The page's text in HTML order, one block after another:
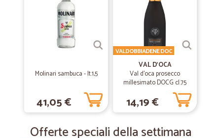
Molinari sambuca - lt.1,5
41,05 €
VAL D'OCA
Val d'oca prosecco
millesimato DOCG cl.75
VALDOBBIADENE DOC
14,19 €
Offerte speciali della settimana